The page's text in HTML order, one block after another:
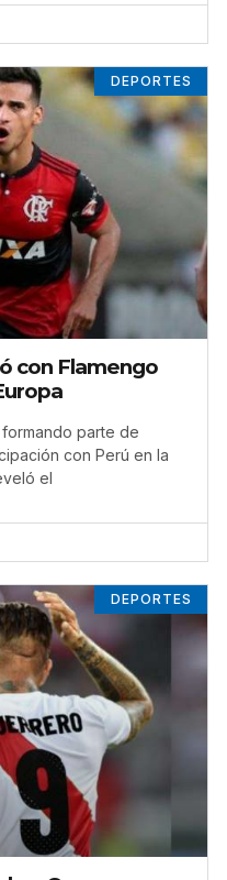
DEPORTES
con Flamengo
parte de
con Perú en la
el
DEPORTES